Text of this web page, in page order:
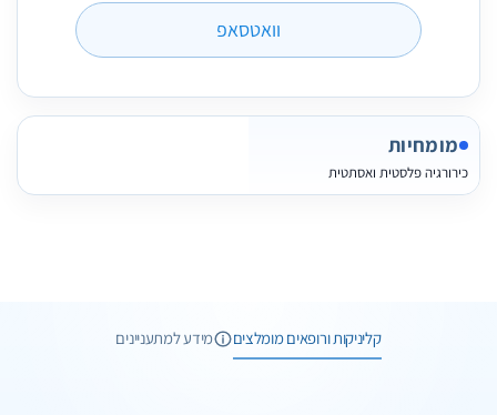
וואטסאפ
מומחיות
כירורגיה פלסטית ואסתטית
קליניקות ורופאים מומלצים מידע למתעניינים
5 תמונות